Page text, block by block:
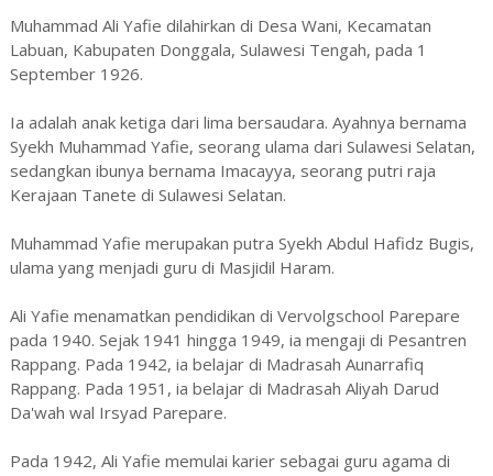
Muhammad Ali Yafie dilahirkan di Desa Wani, Kecamatan
Labuan, Kabupaten Donggala, Sulawesi Tengah, pada 1
September 1926.
Ia adalah anak ketiga dari lima bersaudara. Ayahnya bernama
Syekh Muhammad Yafie, seorang ulama dari Sulawesi Selatan,
sedangkan ibunya bernama Imacayya, seorang putri raja
Kerajaan Tanete di Sulawesi Selatan.
Muhammad Yafie merupakan putra Syekh Abdul Hafidz Bugis,
ulama yang menjadi guru di Masjidil Haram.
Ali Yafie menamatkan pendidikan di Vervolgschool Parepare
pada 1940. Sejak 1941 hingga 1949, ia mengaji di Pesantren
Rappang. Pada 1942, ia belajar di Madrasah Aunarrafiq
Rappang. Pada 1951, ia belajar di Madrasah Aliyah Darud
Da'wah wal Irsyad Parepare.
Pada 1942, Ali Yafie memulai karier sebagai guru agama di